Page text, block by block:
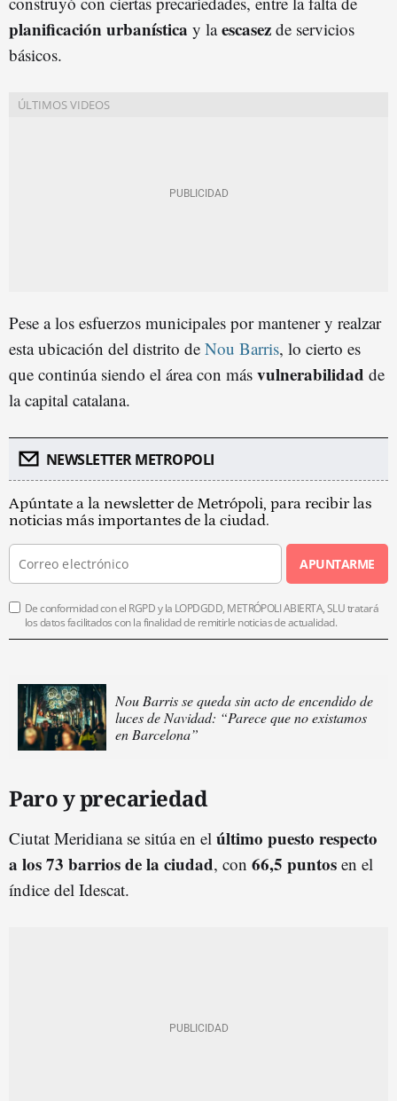
planificación urbanística y la escasez de servicios
básicos.
Pese a los esfuerzos municipales por mantener y realzar
esta ubicación del distrito de Nou Barris, lo cierto es
que continúa siendo el área con más vulnerabilidad de
la capital catalana.
NEWSLETTER METROPOLI
Apúntate a la newsletter de Metrópoli, para recibir las
noticias más importantes de la ciudad.
APUNTARME
De conformidad con el RGPD y la LOPDGDD, METRÓPOLI ABIERTA, SLU tratará
los datos facilitados con la finalidad de remitirle noticias de actualidad.
Nou Barris se queda sin acto de encendido de
luces de Navidad: “Parece que no existamos
en Barcelona”
Paro y precariedad
Ciutat Meridiana se sitúa en el último puesto respecto
a los 73 barrios de la ciudad, con 66,5 puntos en el
índice del Idescat.